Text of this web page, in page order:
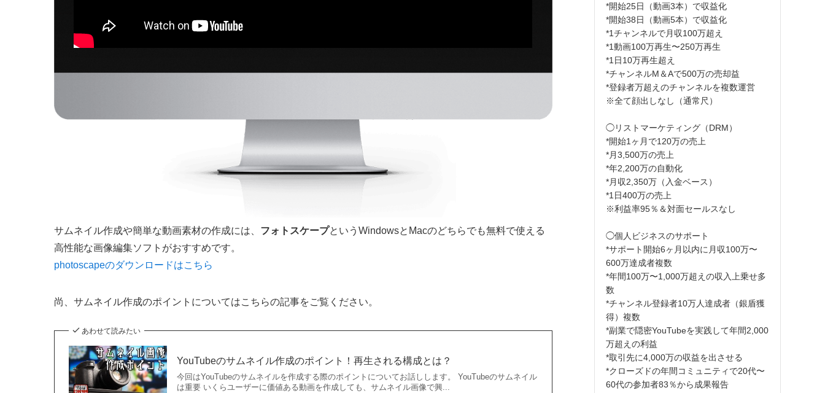
サムネイル作成や簡単な動画素材の作成には、 フォトスケープというWindowsとMacのどちらでも無料で使える
高性能な画像編集ソフトがおすすめです。
photoscapeのダウンロードはこちら
尚、サムネイル作成のポイントについてはこちらの記事をご覧ください。
あわせて読みたい
YouTubeのサムネイル作成のポイント！再生される構成とは？
今回はYouTubeのサムネイルを作成する際のポイントについてお話しします。 YouTubeのサムネイル
は重要 いくらユーザーに価値ある動画を作成しても、サムネイル画像で興...
*開始25日（動画3本）で収益化
*開始38日（動画5本）で収益化
*1チャンネルで月収100万超え
*1動画100万再生〜250万再生
*1日10万再生超え
*チャンネルM＆Aで500万の売却益
*登録者万超えのチャンネルを複数運営
※全て顔出しなし（通常尺）
◯リストマーケティング（DRM）
*開始1ヶ月で120万の売上
*月3,500万の売上
*年2,200万の自動化
*月収2,350万（入金ベース）
*1日400万の売上
※利益率95％＆対面セールスなし
◯個人ビジネスのサポート
*サポート開始6ヶ月以内に月収100万〜
600万達成者複数
*年間100万〜1,000万超えの収入上乗せ多
数
*チャンネル登録者10万人達成者（銀盾獲
得）複数
*副業で隠密YouTubeを実践して年間2,000
万超えの利益
*取引先に4,000万の収益を出させる
*クローズドの年間コミュニティで20代〜
60代の参加者83％から成果報告